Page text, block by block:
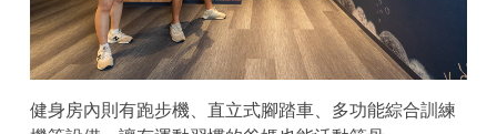
健身房內則有跑步機、直立式腳踏車、多功能綜合訓練